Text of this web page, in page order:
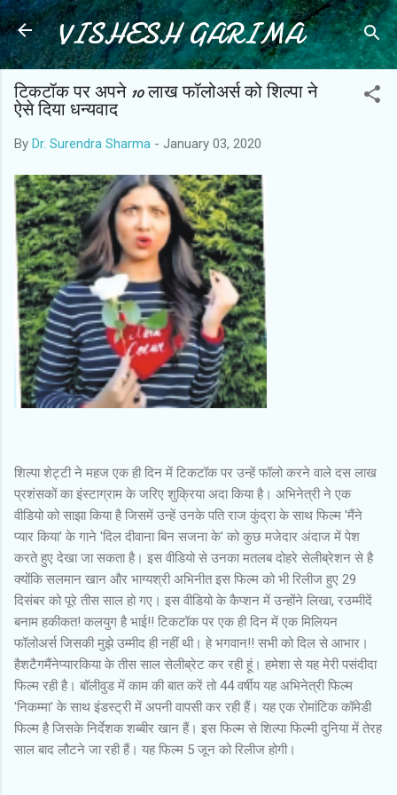
Skip to main content
VISHESH GARIMA
टिकटॉक पर अपने 10 लाख फॉलोअर्स को शिल्पा ने
ऐसे दिया धन्यवाद
By Dr. Surendra Sharma - January 03, 2020
शिल्पा शेट्टी ने महज एक ही दिन में टिकटॉक पर उन्हें फॉलो करने वाले दस लाख
प्रशंसकों का इंस्टाग्राम के जरिए शुक्रिया अदा किया है। अभिनेत्री ने एक
वीडियो को साझा किया है जिसमें उन्हें उनके पति राज कुंद्रा के साथ फिल्म 'मैंने
प्यार किया' के गाने 'दिल दीवाना बिन सजना के' को कुछ मजेदार अंदाज में पेश
करते हुए देखा जा सकता है। इस वीडियो से उनका मतलब दोहरे सेलीब्रेशन से है
क्योंकि सलमान खान और भाग्यश्री अभिनीत इस फिल्म को भी रिलीज हुए 29
दिसंबर को पूरे तीस साल हो गए। इस वीडियो के कैप्शन में उन्होंने लिखा, रउम्मीदें
बनाम हकीकत! कलयुग है भाई!! टिकटॉक पर एक ही दिन में एक मिलियन
फॉलोअर्स जिसकी मुझे उम्मीद ही नहीं थी। हे भगवान!! सभी को दिल से आभार।
हैशटैगमैंनेप्यारकिया के तीस साल सेलीब्रेट कर रही हूं। हमेशा से यह मेरी पसंदीदा
फिल्म रही है। बॉलीवुड में काम की बात करें तो 44 वर्षीय यह अभिनेत्री फिल्म
'निकम्मा' के साथ इंडस्ट्री में अपनी वापसी कर रही हैं। यह एक रोमांटिक कॉमेडी
फिल्म है जिसके निर्देशक शब्बीर खान हैं। इस फिल्म से शिल्पा फिल्मी दुनिया में तेरह
साल बाद लौटने जा रही हैं। यह फिल्म 5 जून को रिलीज होगी।